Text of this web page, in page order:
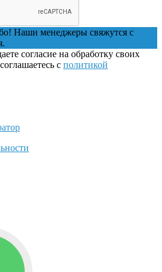
Наши менеджеры свяжутся с
согласие на обработку своих
с политикой